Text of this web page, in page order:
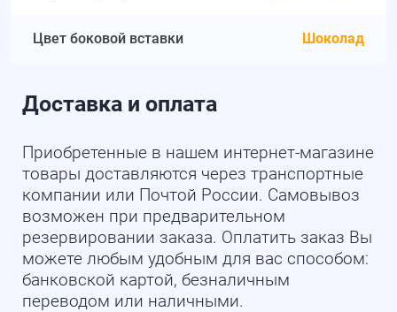
Цвет боковой вставки Шоколад
Доставка и оплата
Приобретенные в нашем интернет-магазине
товары доставляются через транспортные
компании или Почтой России. Самовывоз
возможен при предварительном
резервировании заказа. Оплатить заказ Вы
можете любым удобным для вас способом:
банковской картой, безналичным
переводом или наличными.